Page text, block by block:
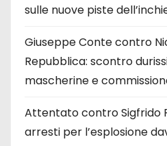
sulle nuove piste
Giuseppe Conte contro
Repubblica: scontro
mascherine e
Attentato contro Sigfrido
arresti per l’esplosione